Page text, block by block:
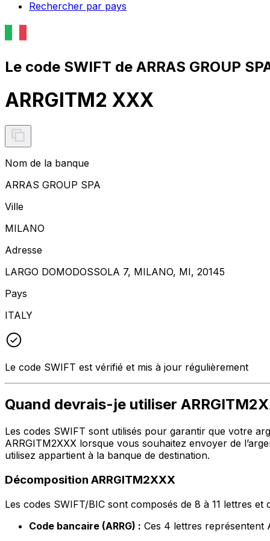
Rechercher par pays
Le code SWIFT de ARRAS GROUP
ARRGITM2 XXX
Nom de la banque
ARRAS GROUP SPA
Ville
MILANO
Adresse
LARGO DOMODOSSOLA 7, MILANO, MI, 20145
Pays
ITALY
Le code SWIFT est vérifié et mis à jour régulièrement
Quand devrais-je utiliser
Les codes SWIFT sont utilisés pour garantir que votre
ARRGITM2XXX lorsque vous souhaitez envoyer de
utilisez appartient à la banque de destination.
Décomposition ARRGITM2XXX
Les codes SWIFT/BIC sont composés de 8 à 11 lettres
Code bancaire (ARRG) : Ces 4 lettres représentent